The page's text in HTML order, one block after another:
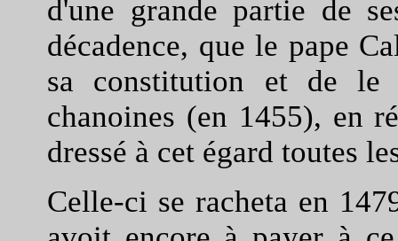
d'une grande partie de
décadence, que le pape
sa constitution et de le
chanoines (en 1455), en
dressé à cet égard toutes
Celle-ci se racheta en